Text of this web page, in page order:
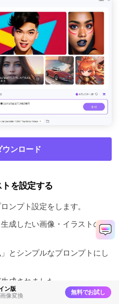
ウンロード
を設定する
ンプト設定をします。
成したい画像・イラストの特
とシンプルなプロンプトにし
成されました。
ン版
像変換
無料でお試し